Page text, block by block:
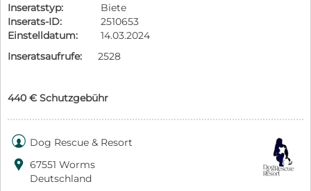
Inseratstyp:
Biete
Inserats-ID:
2510653
Einstelldatum:
14.03.2024
Inseratsaufrufe:
2528
440 € Schutzgebühr
 Dog Rescue & Resort
 67551 Worms
Deutschland